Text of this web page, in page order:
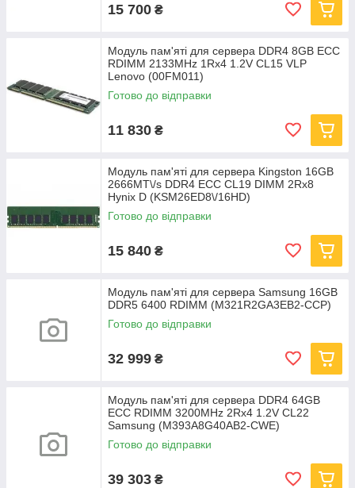
15 700 ₴
Модуль пам'яті для сервера DDR4 8GB ECC
RDIMM 2133MHz 1Rx4 1.2V CL15 VLP
Lenovo (00FM011)
Готово до відправки
11 830 ₴
Модуль пам'яті для сервера Kingston 16GB
2666MT\/s DDR4 ECC CL19 DIMM 2Rx8
Hynix D (KSM26ED8\/16HD)
Готово до відправки
15 840 ₴
Модуль пам'яті для сервера Samsung 16GB
DDR5 6400 RDIMM (M321R2GA3EB2-CCP)
Готово до відправки
32 999 ₴
Модуль пам'яті для сервера DDR4 64GB
ECC RDIMM 3200MHz 2Rx4 1.2V CL22
Samsung (M393A8G40AB2-CWE)
Готово до відправки
39 303 ₴